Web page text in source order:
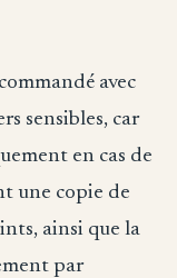
avec
sensibles, car
en cas de
une copie de
ainsi que la
par